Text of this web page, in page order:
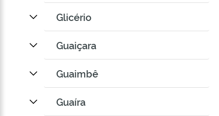
Glicério
Guaiçara
Guaimbê
Guaíra